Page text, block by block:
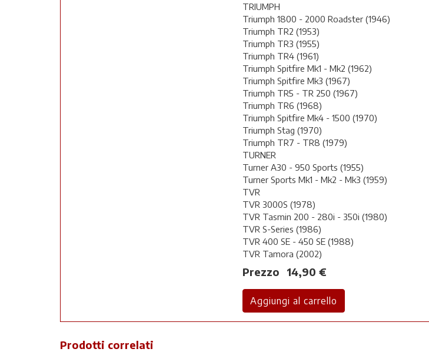
TRIUMPH
Triumph 1800 - 2000 Roadster (1946)
Triumph TR2 (1953)
Triumph TR3 (1955)
Triumph TR4 (1961)
Triumph Spitfire Mk1 - Mk2 (1962)
Triumph Spitfire Mk3 (1967)
Triumph TR5 - TR 250 (1967)
Triumph TR6 (1968)
Triumph Spitfire Mk4 - 1500 (1970)
Triumph Stag (1970)
Triumph TR7 - TR8 (1979)
TURNER
Turner A30 - 950 Sports (1955)
Turner Sports Mk1 - Mk2 - Mk3 (1959)
TVR
TVR 3000S (1978)
TVR Tasmin 200 - 280i - 350i (1980)
TVR S-Series (1986)
TVR 400 SE - 450 SE (1988)
TVR Tamora (2002)
Prezzo 14,90 €
Prodotti correlati